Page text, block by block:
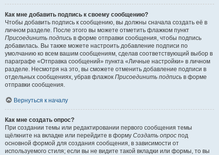
Как мне добавить подпись к своему сообщению?
Чтобы добавить подпись к сообщению, вы должны сначала создать её в
личном разделе. После этого вы можете отметить флажком пункт
Присоединить подпись в форме отправки сообщения, чтобы подпись
добавилась. Вы также можете настроить добавление подписи по
умолчанию ко всем вашим сообщениям, сделав соответствующий выбор в
параграфе «Отправка сообщений» пункта «Личные настройки» в личном
разделе. Несмотря на это, вы сможете отменить добавление подписи в
отдельных сообщениях, убрав флажок Присоединить подпись в форме
отправки сообщения.
Вернуться к началу
Как мне создать опрос?
При создании темы или редактировании первого сообщения темы
щёлкните на вкладке или перейдите в форму Создать опрос под
основной формой для создания сообщения, в зависимости от
используемого стиля; если вы не видите такой вкладки или формы, то вы